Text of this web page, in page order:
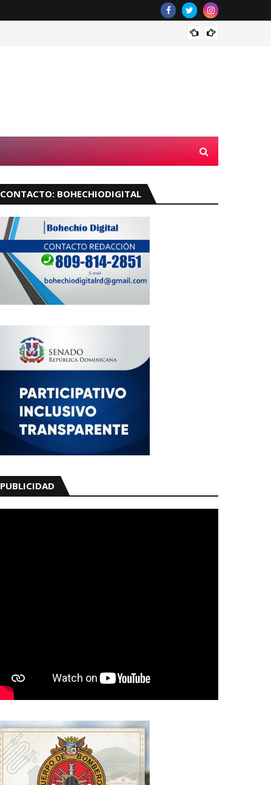
CONTACTO: BOHECHIODIGITAL
PUBLICIDAD